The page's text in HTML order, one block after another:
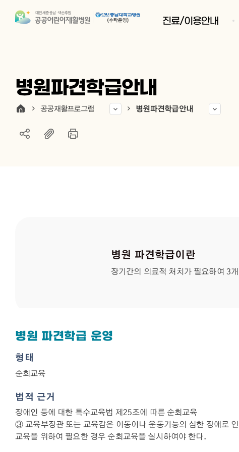
진료/이용안내
병원파견학급안내
공공재활프로그램 병원파견학급안내
병원 파견학급이란
장기간의 의료적 처치가 필요하여 3
병원 파견학급 운영
형태
순회교육
법적 근거
장애인 등에 대한 특수교육법 제25조에 따른 순회교육
③ 교육부장관 또는 교육감은 이동이나 운동기능의 심한 장애로
교육을 위하여 필요한 경우 순회교육을 실시하여야 한다.